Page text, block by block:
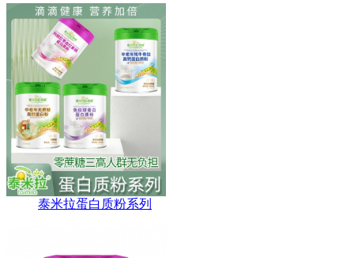
泰米拉蛋白质粉系列